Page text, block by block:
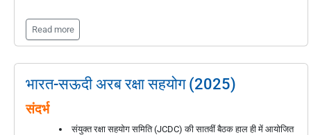
Read more
भारत-सऊदी अरब रक्षा सहयोग (2025)
संदर्भ
संयुक्त रक्षा सहयोग समिति (JCDC) की सातवीं बैठक हाल ही में आयोजित